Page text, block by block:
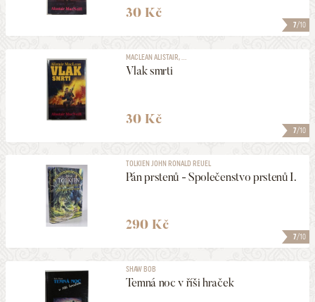
7/10
30 Kč
7/10
MACLEAN ALISTAIR, ...
Vlak smrti
30 Kč
7/10
TOLKIEN JOHN RONALD REUEL
Pán prstenů - Společenstvo prstenů I.
290 Kč
SHAW BOB
Temná noc v říši hraček